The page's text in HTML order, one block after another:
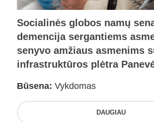
Socialinės globos namų
demencija sergantiems
senyvo amžiaus asmenims
infrastruktūros plėtra
Būsena: Vykdomas
DAUGIAU